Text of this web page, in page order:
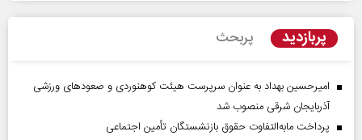
پربازدید پربحث
امیرحسین بهداد به عنوان سرپرست هیئت کوهنوردی و صعودهای ورزشی
آذربایجان شرقی منصوب شد
پرداخت مابه‌التفاوت حقوق بازنشستگان تأمین اجتماعی